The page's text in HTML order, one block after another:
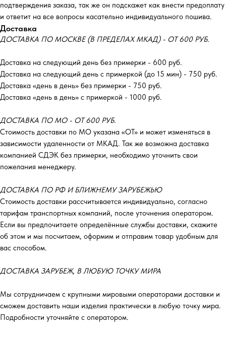
подтверждения заказа, так же он подскажет как внести предоплату
и ответит на все вопросы касательно индивидуального пошива.
Доставка
ДОСТАВКА ПО МОСКВЕ (В ПРЕДЕЛАХ МКАД) - ОТ 600 РУБ.
Доставка на следующий день без примерки - 600 руб.
Доставка на следующий день с примеркой (до 15 мин) - 750 руб.
Доставка «день в день» без примерки - 750 руб.
Доставка «день в день» с примеркой - 1000 руб.
ДОСТАВКА ПО МО - ОТ 600 РУБ.
Стоимость доставки по МО указана «ОТ»‎ и может изменяться в
зависимости удаленности от МКАД. Так же возможна доставка
компанией СДЭК без примерки, необходимо уточнить свои
пожелания менеджеру.
ДОСТАВКА ПО РФ И БЛИЖНЕМУ ЗАРУБЕЖЬЮ
Стоимость доставки рассчитывается индивидуально, согласно
тарифам транспортных компаний, после уточнения оператором.
Если вы предпочитаете определённые службы доставки, скажите
об этом и мы посчитаем, оформим и отправим товар удобным для
вас способом.
ДОСТАВКА ЗАРУБЕЖ, В ЛЮБУЮ ТОЧКУ МИРА
Мы сотрудничаем с крупными мировыми операторами доставки и
сможем доставить наши изделия практически в любую точку мира.
Подробности уточняйте с оператором.